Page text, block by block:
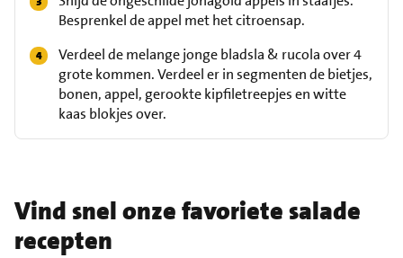
Besprenkel de appel met het citroensap.
Verdeel de melange jonge bladsla & rucola over 4
grote kommen. Verdeel er in segmenten de bietjes,
bonen, appel, gerookte kipfiletreepjes en witte
kaas blokjes over.
Vind snel onze favoriete salade
recepten